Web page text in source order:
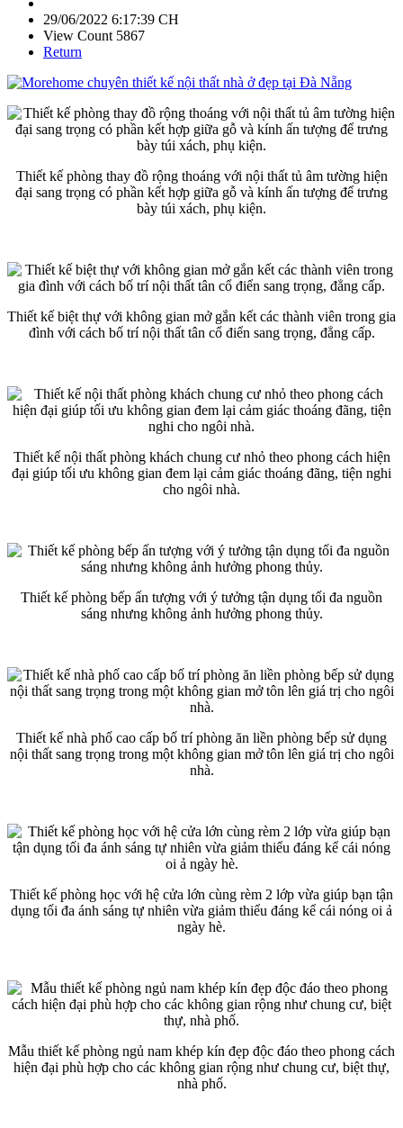
29/06/2022 6:17:39 CH
View Count 5867
Return
Thiết kế phòng thay đồ rộng thoáng với nội thất tủ âm tường hiện
đại sang trọng có phần kết hợp giữa gỗ và kính ấn tượng để trưng
bày túi xách, phụ kiện.
Thiết kế biệt thự với không gian mở gắn kết các thành viên trong gia
đình với cách bố trí nội thất tân cổ điển sang trọng, đẳng cấp.
Thiết kế nội thất phòng khách chung cư nhỏ theo phong cách hiện
đại giúp tối ưu không gian đem lại cảm giác thoáng đãng, tiện nghi
cho ngôi nhà.
Thiết kế phòng bếp ấn tượng với ý tưởng tận dụng tối đa nguồn
sáng nhưng không ảnh hưởng phong thủy.
Thiết kế nhà phố cao cấp bố trí phòng ăn liền phòng bếp sử dụng
nội thất sang trọng trong một không gian mở tôn lên giá trị cho ngôi
nhà.
Thiết kế phòng học với hệ cửa lớn cùng rèm 2 lớp vừa giúp bạn tận
dụng tối đa ánh sáng tự nhiên vừa giảm thiểu đáng kể cái nóng oi ả
ngày hè.
Mẫu thiết kế phòng ngủ nam khép kín đẹp độc đáo theo phong cách
hiện đại phù hợp cho các không gian rộng như chung cư, biệt thự,
nhà phố.